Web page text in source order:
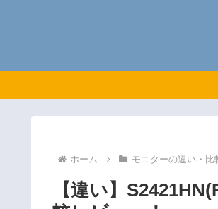
ホーム モニターの違い・比
【違い】